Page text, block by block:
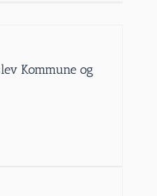
Kommune og